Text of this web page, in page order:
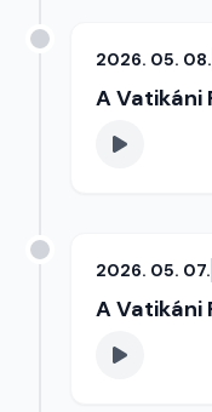
2026. 05. 08.
A Vatikáni
2026. 05. 07.
A Vatikáni